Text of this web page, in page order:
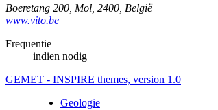
Boeretang 200 Mol 2400 België
www.vito.be
Frequentie
indien nodig
GEMET - INSPIRE themes, version 1.0
Geologie